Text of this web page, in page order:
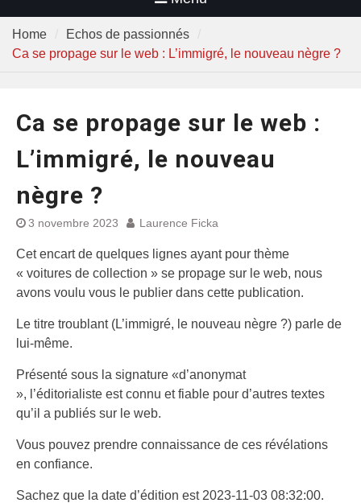
Home
Echos de passionnés
Ca se propage sur le web : L’immigré, le nouveau nègre ?
Ca se propage sur le web :
L’immigré, le nouveau
nègre ?
3 novembre 2023 Laurence Ficka
Cet encart de quelques lignes ayant pour thème
« voitures de collection » se propage sur le web, nous
avons voulu vous le publier dans cette publication.
Le titre troublant (L’immigré, le nouveau nègre ?) parle de
lui-même.
Présenté sous la signature «d’anonymat
», l’éditorialiste est connu et fiable pour d’autres textes
qu’il a publiés sur le web.
Vous pouvez prendre connaissance de ces révélations
en confiance.
Sachez que la date d’édition est 2023-11-03 08:32:00.